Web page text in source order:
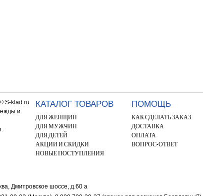
S-klad.ru
и
КАТАЛОГ ТОВАРОВ
ДЛЯ ЖЕНЩИН
ДЛЯ МУЖЧИН
ДЛЯ ДЕТЕЙ
АКЦИИ И СКИДКИ
НОВЫЕ ПОСТУПЛЕНИЯ
ПОМОЩЬ
КАК СДЕЛАТЬ ЗАКАЗ
ДОСТАВКА
ОПЛАТА
ВОПРОС-ОТВЕТ
Дмитровское шоссе, д.60 а